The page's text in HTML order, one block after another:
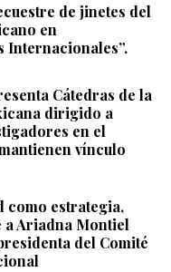
de jinetes del
en
Internacionales”.
Cátedras de la
dirigido a
en el
vínculo
como estrategia,
a Ariadna Montiel
del Comité